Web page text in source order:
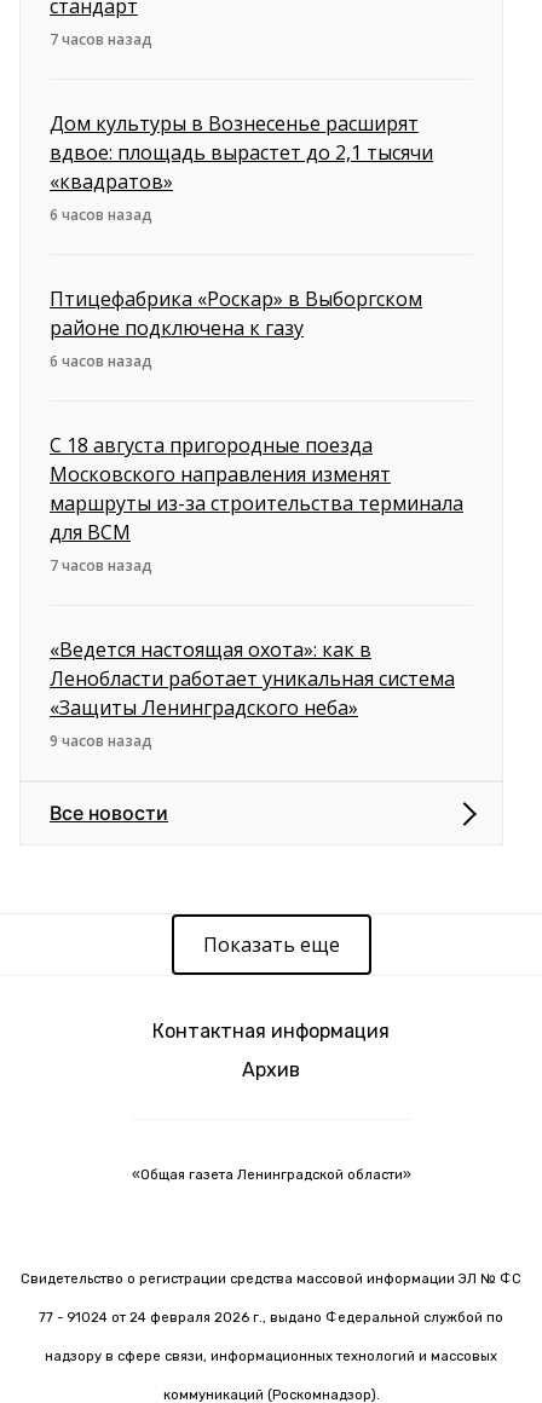
стандарт
7 часов назад
Дом культуры в Вознесенье расширят
вдвое: площадь вырастет до 2,1 тысячи
«квадратов»
6 часов назад
Птицефабрика «Роскар» в Выборгском
районе подключена к газу
6 часов назад
С 18 августа пригородные поезда
Московского направления изменят
маршруты из-за строительства терминала
для ВСМ
7 часов назад
«Ведется настоящая охота»: как в
Ленобласти работает уникальная система
«Защиты Ленинградского неба»
9 часов назад
Все новости
Показать еще
Контактная информация
Архив
«Общая газета Ленинградской области»
Свидетельство о регистрации средства массовой информации ЭЛ № ФС
77 - 91024 от 24 февраля 2026 г., выдано Федеральной службой по
надзору в сфере связи, информационных технологий и массовых
коммуникаций (Роскомнадзор).